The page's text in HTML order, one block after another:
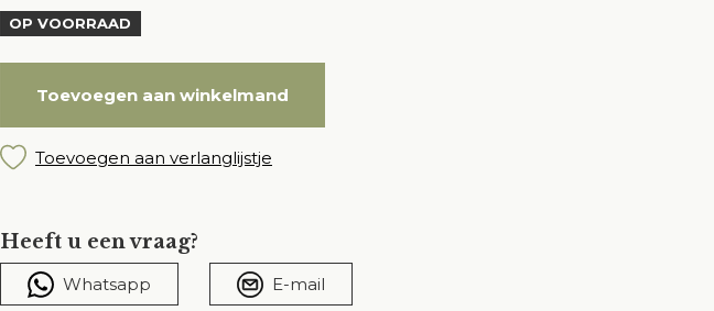
OP VOORRAAD
Toevoegen aan winkelmand
Toevoegen aan verlanglijstje
Heeft u een vraag?
Whatsapp E-mail